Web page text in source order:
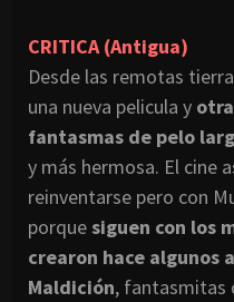
CRITICA (Antigua)
Desde las remotas
una nueva pelicula y
fantasmas de pelo
y más hermosa. El cine
reinventarse pero con
porquesiguen con los
crearon hace algunos
Maldición, fantasmitas